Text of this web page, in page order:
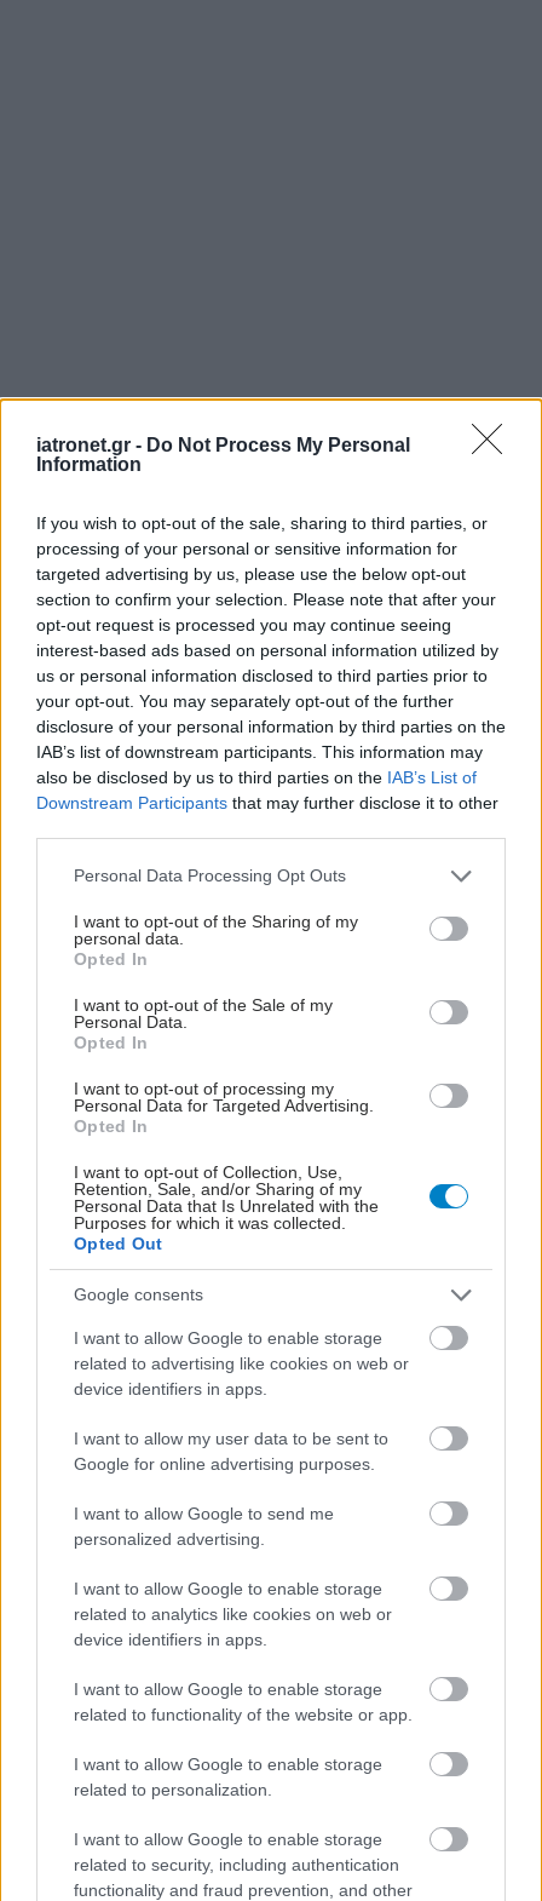
iatronet.gr - Do Not Process My Personal
Information
If you wish to opt-out of the sale, sharing to third parties, or
processing of your personal or sensitive information for
targeted advertising by us, please use the below opt-out
section to confirm your selection. Please note that after your
opt-out request is processed you may continue seeing
interest-based ads based on personal information utilized by
us or personal information disclosed to third parties prior to
your opt-out. You may separately opt-out of the further
disclosure of your personal information by third parties on the
IAB’s list of downstream participants. This information may
also be disclosed by us to third parties on the IAB’s List of
Downstream Participants that may further disclose it to other
Please note that this website/app uses one or more Google
not limited to your visit or usage behaviour. You may click to
grant or deny consent to Google and its third-party tags to
use your data for below specified purposes in below Google
consent section.
Personal Data Processing Opt Outs
I want to opt-out of the Sharing of my
personal data.
Opted In
I want to opt-out of the Sale of my
Personal Data.
Opted In
I want to opt-out of processing my
Personal Data for Targeted Advertising.
Opted In
I want to opt-out of Collection, Use,
Retention, Sale, and/or Sharing of my
Personal Data that Is Unrelated with the
Purposes for which it was collected.
Opted Out
Google consents
I want to allow Google to enable storage
related to advertising like cookies on web or
device identifiers in apps.
I want to allow my user data to be sent to
Google for online advertising purposes.
I want to allow Google to send me
personalized advertising.
I want to allow Google to enable storage
related to analytics like cookies on web or
device identifiers in apps.
I want to allow Google to enable storage
related to functionality of the website or app.
I want to allow Google to enable storage
related to personalization.
I want to allow Google to enable storage
related to security, including authentication
functionality and fraud prevention, and other
ΜΠΕΙΤΕ ΣΤΗ ΣΥΖΗΤΗΣΗ
Loading...
Προσθήκη Σχολίου
ΣΗΜΕΡΑ ΣΤΟ IATRONET.GR